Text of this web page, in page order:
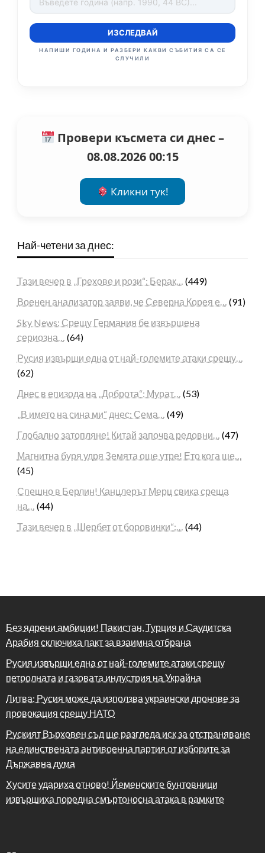
ИЗСЛЕДВАЙ
НАПИШИ ГОДИНА И РАЗБЕРИ КАКВИ СЪБИТИЯ СА СЕ
СЛУЧИЛИ
Провери късмета си днес –
08.08.2026 00:15
Кликни тук!
Най-четени за днес:
Тази вечер в „Грехове и рози“: Берак… (449)
Военен анализатор заяви, че Северна Корея е… (91)
Sky News: Срещу Германия бе извършена
сериозна… (64)
Русия извърши една от най-големите атаки срещу…
(62)
Днес в епизода на „Доброта“: Мурат… (53)
„В името на сина ми“ днес: Сема… (49)
Глобално затопляне! Китай започва редовни… (47)
Магнитна буря удря Земята още утре! Ето кога ще…
(45)
Спешно в Берлин! Канцлерът Мерц свика среща
на… (44)
Тази вечер в „Шербет от боровинки“:… (44)
Без ядрени амбиции! Пакистан, Турция и Саудитска
Арабия сключиха пакт за взаимна отбрана
Русия извърши една от най-големите атаки срещу
петролната и газовата индустрия на Украйна
Литва: Русия може да използва украински дронове за
провокация срещу НАТО
Руският Върховен съд ще разгледа иск за отстраняване
на единствената антивоенна партия от изборите за
Държавна дума
Хусите удариха отново! Йеменските бунтовници
извършиха поредна смъртоносна атака в рамките